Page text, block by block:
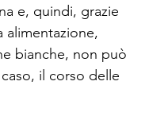
e, quindi, grazie
alimentazione,
bianche, non può
il corso delle